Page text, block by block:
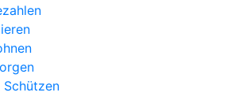
Schützen